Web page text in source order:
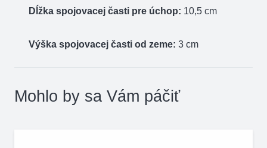
Dĺžka spojovacej časti pre úchop: 10,5 cm
Výška spojovacej časti od zeme: 3 cm
Mohlo by sa Vám páčiť